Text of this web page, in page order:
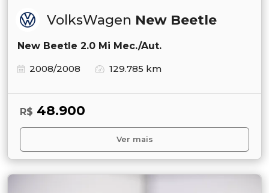
VolksWagen New Beetle
New Beetle 2.0 Mi Mec./Aut.
2008/2008
129.785 km
R$ 48.900
Ver mais